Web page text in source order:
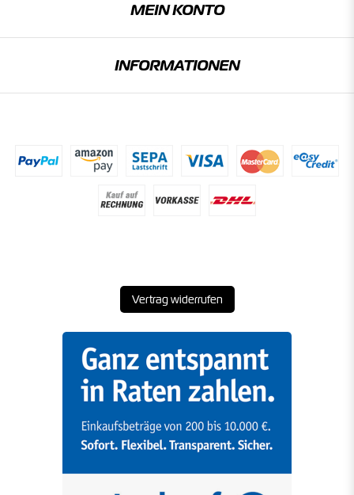
MEIN KONTO
INFORMATIONEN
Vertrag widerrufen